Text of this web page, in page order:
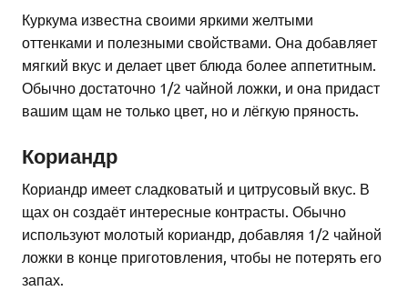
Куркума известна своими яркими желтыми
оттенками и полезными свойствами. Она добавляет
мягкий вкус и делает цвет блюда более аппетитным.
Обычно достаточно 1/2 чайной ложки, и она придаст
вашим щам не только цвет, но и лёгкую пряность.
Кориандр
Кориандр имеет сладковатый и цитрусовый вкус. В
щах он создаёт интересные контрасты. Обычно
используют молотый кориандр, добавляя 1/2 чайной
ложки в конце приготовления, чтобы не потерять его
запах.